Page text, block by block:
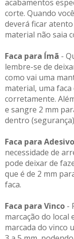
acabamentos
corte. Quando
deverá ficar
material não saia
Faca para Ímã -
lembre-se de
como vai uma
material, uma
corretamente.
e sangre 2 mm
dentro
Faca para Adesivo
necessidade de
pode deixar de
que é de 2 mm
faca.
Faca para Vinco -
marcação do local
marcada do vinco